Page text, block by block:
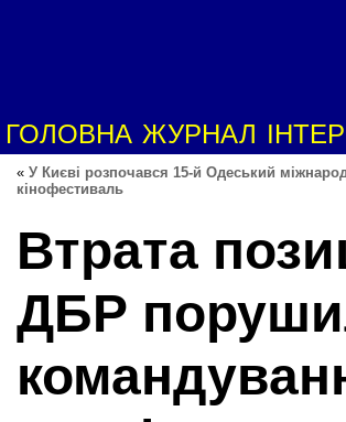
ГОЛОВНА ЖУРНАЛ
« У Києві розпочався 15-й Одеський
кінофестиваль
Втрата
ДБР